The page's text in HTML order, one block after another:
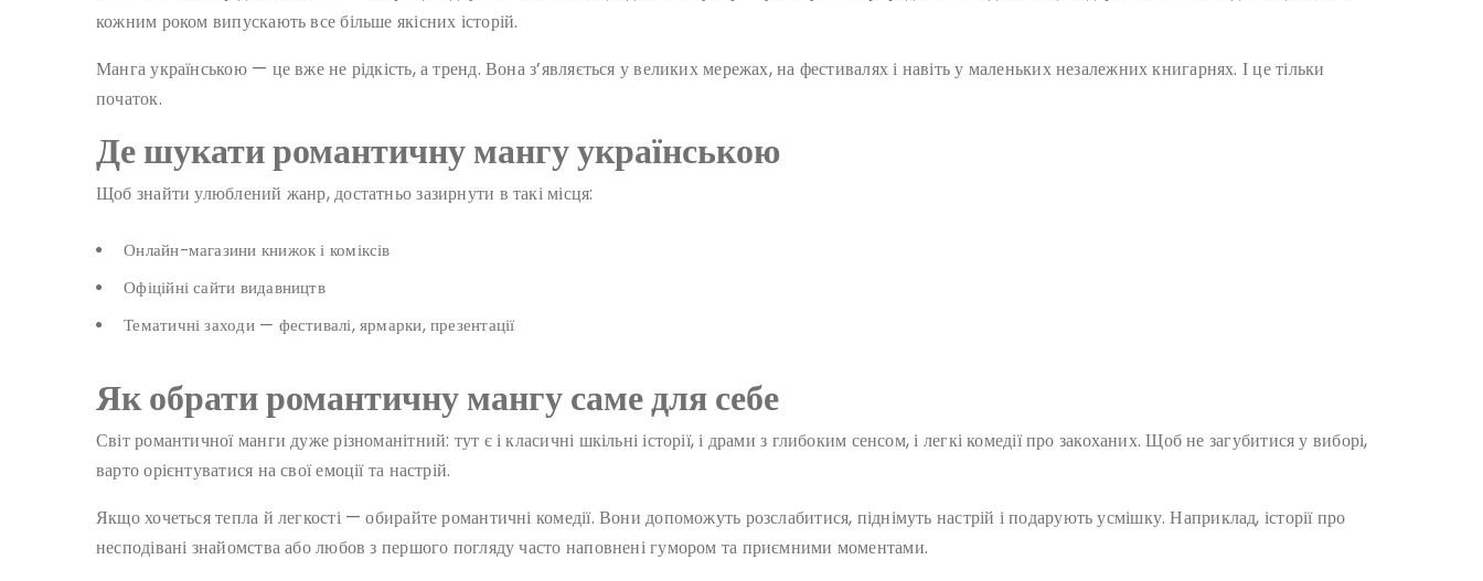
кожним роком випускають все більше якісних історій.
Манга українською — це вже не рідкість, а тренд. Вона з’являється у великих мережах, на фестивалях і навіть у маленьких незалежних книгарнях. І це тільки
початок.
Де шукати романтичну мангу українською
Щоб знайти улюблений жанр, достатньо зазирнути в такі місця:
Онлайн-магазини книжок і коміксів
Офіційні сайти видавництв
Тематичні заходи — фестивалі, ярмарки, презентації
Як обрати романтичну мангу саме для себе
Світ романтичної манги дуже різноманітний: тут є і класичні шкільні історії, і драми з глибоким сенсом, і легкі комедії про закоханих. Щоб не загубитися у виборі,
варто орієнтуватися на свої емоції та настрій.
Якщо хочеться тепла й легкості — обирайте романтичні комедії. Вони допоможуть розслабитися, піднімуть настрій і подарують усмішку. Наприклад, історії про
несподівані знайомства або любов з першого погляду часто наповнені гумором та приємними моментами.